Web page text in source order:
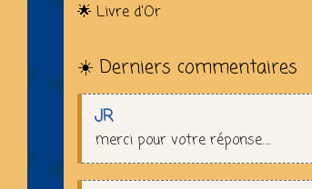
🌟 Livre d’Or
☀️ Derniers commentaires
JR
merci pour votre réponse….